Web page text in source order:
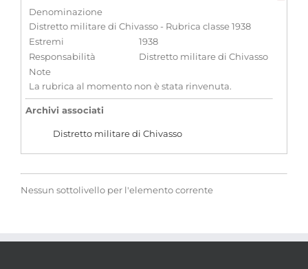
Denominazione
Distretto militare di Chivasso - Rubrica classe 1938
Estremi
1938
Responsabilità
Distretto militare di Chivasso
Note
La rubrica al momento non è stata rinvenuta.
Archivi associati
Distretto militare di Chivasso
Nessun sottolivello per l'elemento corrente